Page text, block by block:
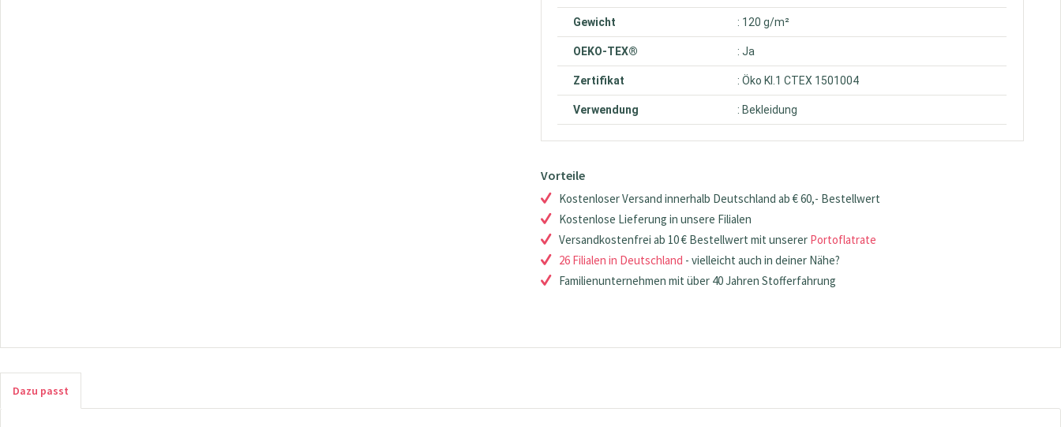
Gewicht : 120 g/m²
OEKO-TEX® : Ja
Zertifikat : Öko Kl.1 CTEX 1501004
Verwendung : Bekleidung
Vorteile
Kostenloser Versand innerhalb Deutschland ab € 60,- Bestellwert
Kostenlose Lieferung in unsere Filialen
Versandkostenfrei ab 10 € Bestellwert mit unserer Portoflatrate
26 Filialen in Deutschland - vielleicht auch in deiner Nähe?
Familienunternehmen mit über 40 Jahren Stofferfahrung
Dazu passt